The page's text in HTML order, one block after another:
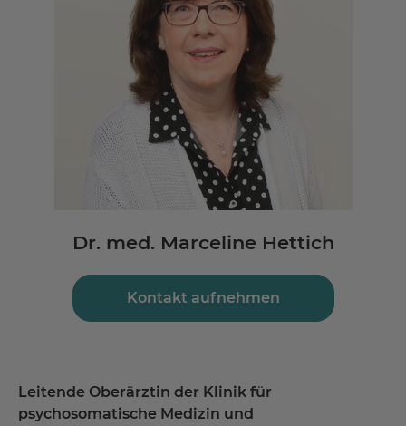
Dr. med. Marceline Hettich
Kontakt aufnehmen
Leitende Oberärztin der Klinik für
psychosomatische Medizin und